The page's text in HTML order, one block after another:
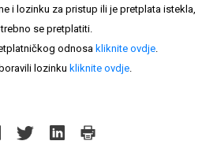
i lozinku za pristup ili je pretplata istekla,
se pretplatiti.
odnosa kliknite ovdje.
lozinku kliknite ovdje.